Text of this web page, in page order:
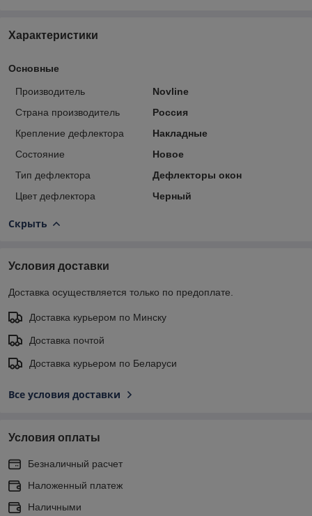
Характеристики
Основные
Производитель
Novline
Страна производитель
Россия
Крепление дефлектора
Накладные
Состояние
Новое
Тип дефлектора
Дефлекторы окон
Цвет дефлектора
Черный
Скрыть
Условия доставки
Доставка осуществляется только по предоплате.
Доставка курьером по Минску
Доставка почтой
Доставка курьером по Беларуси
Все условия доставки
Условия оплаты
Безналичный расчет
Наложенный платеж
Наличными